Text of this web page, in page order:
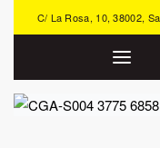
C/ La Rosa, 10, 38002,